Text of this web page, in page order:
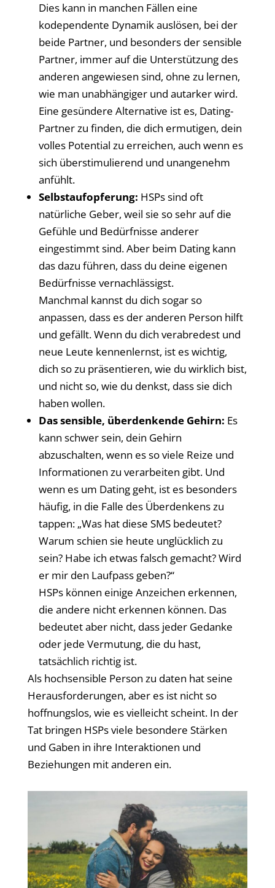
Dies kann in manchen Fällen eine
kodependente Dynamik auslösen, bei der
beide Partner, und besonders der sensible
Partner, immer auf die Unterstützung des
anderen angewiesen sind, ohne zu lernen,
wie man unabhängiger und autarker wird.
Eine gesündere Alternative ist es, Dating-
Partner zu finden, die dich ermutigen, dein
volles Potential zu erreichen, auch wenn es
sich überstimulierend und unangenehm
anfühlt.
Selbstaufopferung: HSPs sind oft
natürliche Geber, weil sie so sehr auf die
Gefühle und Bedürfnisse anderer
eingestimmt sind. Aber beim Dating kann
das dazu führen, dass du deine eigenen
Bedürfnisse vernachlässigst.
Manchmal kannst du dich sogar so
anpassen, dass es der anderen Person hilft
und gefällt. Wenn du dich verabredest und
neue Leute kennenlernst, ist es wichtig,
dich so zu präsentieren, wie du wirklich bist,
und nicht so, wie du denkst, dass sie dich
haben wollen.
Das sensible, überdenkende Gehirn: Es
kann schwer sein, dein Gehirn
abzuschalten, wenn es so viele Reize und
Informationen zu verarbeiten gibt. Und
wenn es um Dating geht, ist es besonders
häufig, in die Falle des Überdenkens zu
tappen: „Was hat diese SMS bedeutet?
Warum schien sie heute unglücklich zu
sein? Habe ich etwas falsch gemacht? Wird
er mir den Laufpass geben?“
HSPs können einige Anzeichen erkennen,
die andere nicht erkennen können. Das
bedeutet aber nicht, dass jeder Gedanke
oder jede Vermutung, die du hast,
tatsächlich richtig ist.
Als hochsensible Person zu daten hat seine
Herausforderungen, aber es ist nicht so
hoffnungslos, wie es vielleicht scheint. In der
Tat bringen HSPs viele besondere Stärken
und Gaben in ihre Interaktionen und
Beziehungen mit anderen ein.